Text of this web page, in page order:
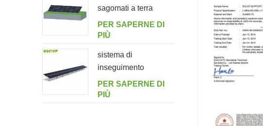
sagomati a terra
PER SAPERNE DI
PIÙ
sistema di
inseguimento
orizzontale monoasse
multi-drive a doppio
ritratto
PER SAPERNE DI
PIÙ